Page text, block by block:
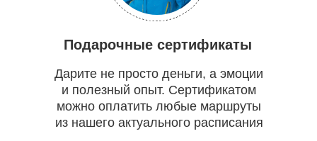
Подарочные сертификаты
Дарите не просто деньги, а эмоции
и полезный опыт. Сертификатом
можно оплатить любые маршруты
из нашего актуального расписания